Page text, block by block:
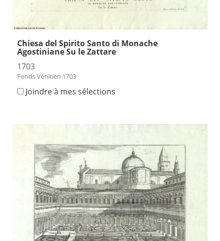
Chiesa del Spirito Santo di Monache
Agostiniane Su le Zattare
1703
Fonds Vénitien 1703
Joindre à mes sélections